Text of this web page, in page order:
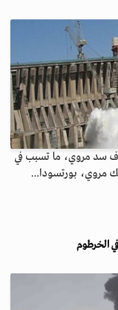
سد مروي، ما تسبب في
مروي، بورتسودا...
الخرطوم